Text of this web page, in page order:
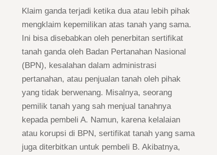
Klaim ganda terjadi ketika dua atau lebih pihak
mengklaim kepemilikan atas tanah yang sama.
Ini bisa disebabkan oleh penerbitan sertifikat
tanah ganda oleh Badan Pertanahan Nasional
(BPN), kesalahan dalam administrasi
pertanahan, atau penjualan tanah oleh pihak
yang tidak berwenang. Misalnya, seorang
pemilik tanah yang sah menjual tanahnya
kepada pembeli A. Namun, karena kelalaian
atau korupsi di BPN, sertifikat tanah yang sama
juga diterbitkan untuk pembeli B. Akibatnya,